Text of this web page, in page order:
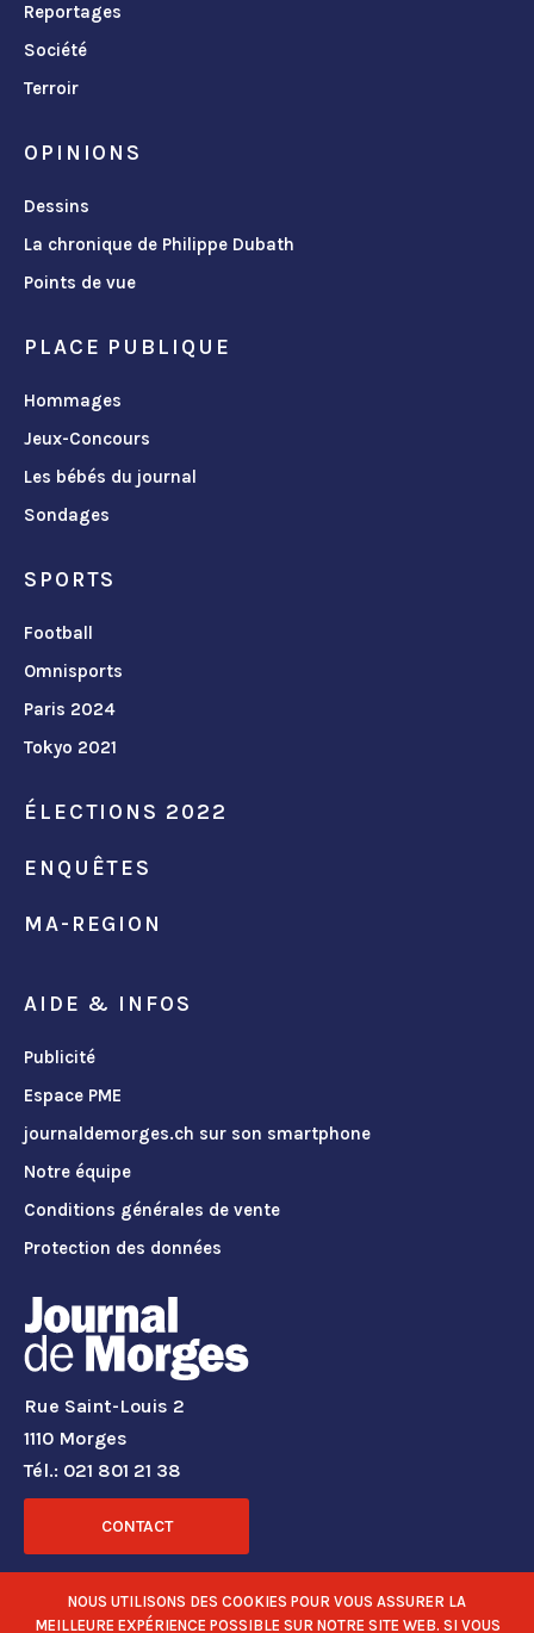
Reportages
Société
Terroir
OPINIONS
Dessins
La chronique de Philippe Dubath
Points de vue
PLACE PUBLIQUE
Hommages
Jeux-Concours
Les bébés du journal
Sondages
SPORTS
Football
Omnisports
Paris 2024
Tokyo 2021
ÉLECTIONS 2022
ENQUÊTES
MA-REGION
AIDE & INFOS
Publicité
Espace PME
journaldemorges.ch sur son smartphone
Notre équipe
Conditions générales de vente
Protection des données
Rue Saint-Louis 2
1110 Morges
Tél.: 021 801 21 38
CONTACT
RÉSEAUX SOCIAUX
NOUS UTILISONS DES COOKIES POUR VOUS ASSURER LA
MEILLEURE EXPÉRIENCE POSSIBLE SUR NOTRE SITE WEB. SI VOUS